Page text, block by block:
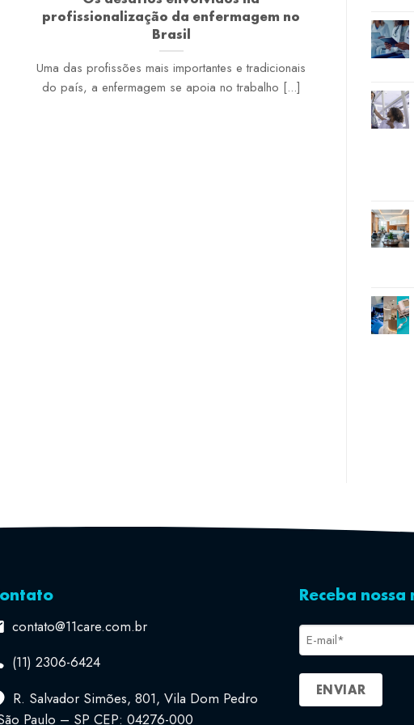
profissionalização da enfermagem no
Brasil
Uma das profissões mais importantes e tradicionais
do país, a enfermagem se apoia no trabalho [...]
contato@11care.com.br
(11) 2306-6424
R. Salvador Simões, 801, Vila Dom Pedro
Paulo – SP CEP: 04276-000
Receba
E-
mail
*